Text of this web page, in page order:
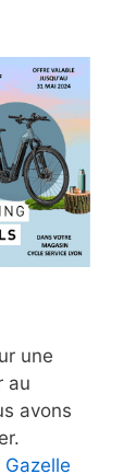
une
au
avons
Gazelle